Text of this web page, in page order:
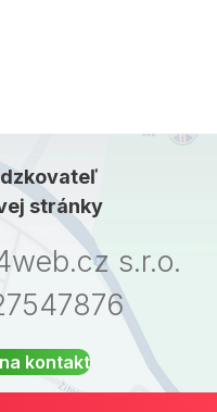
stránky
s.r.o.
kontakt